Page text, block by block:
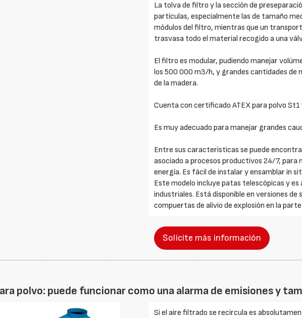
La tolva de filtro y la sección de
partículas, especialmente las de tamaño
módulos del filtro, mientras que un
trasvasa todo el material recogido a una
El filtro es modular, pudiendo manejar
los 500 000 m3/h, y grandes cantidades de
de la madera.
Cuenta con certificado ATEX para polvo
Es muy adecuado para manejar grandes
Entre sus características se puede
asociado a procesos productivos 24/7, para
energía. Es fácil de instalar y ensamblar in
Este modelo incluye patas telescópicas y
industriales. Está disponible en versiones de
compuertas de alivio de explosión en la
Solicite más información
polvo: puede funcionar como una alarma de emisiones y
Si el aire filtrado se recircula es